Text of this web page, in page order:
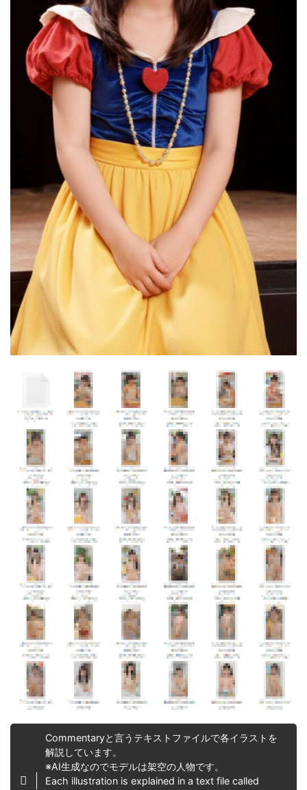
Commentaryと言うテキストファイルで各イラストを
解説しています。
※AI生成なのでモデルは架空の人物です。
Each illustration is explained in a text file called